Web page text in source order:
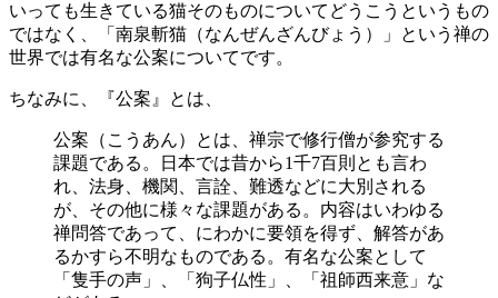
いっても生きている猫そのものについてどうこうというもの
ではなく、「南泉斬猫（なんぜんざんびょう）」という禅の
世界では有名な公案についてです。
ちなみに、『公案』とは、
公案（こうあん）とは、禅宗で修行僧が参究する
課題である。日本では昔から1千7百則とも言わ
れ、法身、機関、言詮、難透などに大別される
が、その他に様々な課題がある。内容はいわゆる
禅問答であって、にわかに要領を得ず、解答があ
るかすら不明なものである。有名な公案として
「隻手の声」、「狗子仏性」、「祖師西来意」な